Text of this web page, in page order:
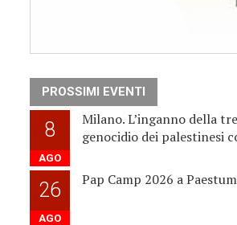
PROSSIMI EVENTI
8
AGO
Milano. L’inganno della
genocidio dei palestinesi
26
AGO
Pap Camp 2026 a